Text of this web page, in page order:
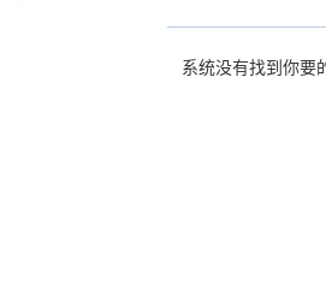
系统没有找到你要